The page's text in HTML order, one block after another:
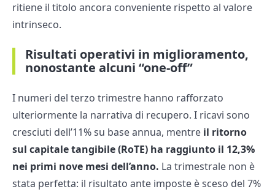
ritiene il titolo ancora conveniente rispetto al valore
intrinseco.
Risultati operativi in miglioramento,
nonostante alcuni “one-off”
I numeri del terzo trimestre hanno rafforzato
ulteriormente la narrativa di recupero. I ricavi sono
cresciuti dell’11% su base annua, mentre il ritorno
sul capitale tangibile (RoTE) ha raggiunto il 12,3%
nei primi nove mesi dell’anno. La trimestrale non è
stata perfetta: il risultato ante imposte è sceso del 7%